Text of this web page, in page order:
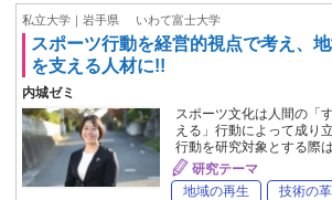
私立大学｜岩手県 いわて富士大学
スポーツ行動を経営的視点で考え、
を支える人材に!!
内城ゼミ
スポーツ文化は人間の「
える」行動によって成り
行動を研究対象とする際
研究テーマ
地域の再生
技術の